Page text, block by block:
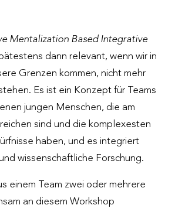
Mentalization Based Integrative
dann relevant, wenn wir in
Grenzen kommen, nicht mehr
Es ist ein Konzept für Teams
jungen Menschen, die am
sind und die komplexesten
haben, und es integriert
wissenschaftliche Forschung.
einem Team zwei oder mehrere
an diesem Workshop